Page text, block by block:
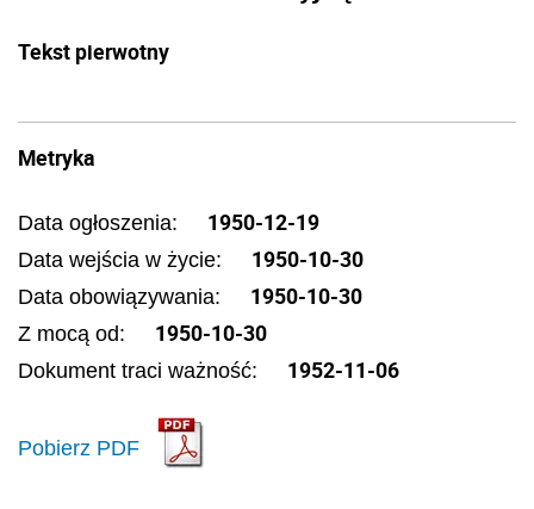
Tekst pierwotny
Metryka
Data ogłoszenia: 1950-12-19
Data wejścia w życie: 1950-10-30
Data obowiązywania: 1950-10-30
Z mocą od: 1950-10-30
Dokument traci ważność: 1952-11-06
Pobierz PDF